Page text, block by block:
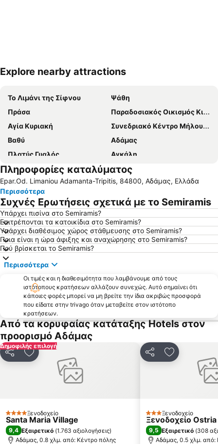
Ανάπτυξη χάρτη
Explore nearby attractions
Το Λιμάνι της Σίφνου
Ψάθη
Πράσα
Παραδοσιακός Οικισμός Κιμώλου
Αγία Κυριακή
Συνεδριακό Κέντρο Μήλου - Γεώργιος Ηλιόπουλος
Βαθύ
Αδάμας
Πλατύς Γυαλός
Αγκάλη
Καμάρες
Κρατικός Αερολιμένας Μήλου
Αυλόμωνας
Σεράλια
Πουλάτη
Παραδοσιακός Οικισμός Απολλωνίας
Αρχαίο Θέατρο Μήλου
Φάρος
Παραλία ψιλή άμμος
Αλυκή
Πολύαιγος
Κάστρο Σερίφου
Φυριπλάκα
Ελληνικά
Σαρακήνικο
Παραδοσιακός Οικισμός Χώρας Φολεγάνδρου
Παραδοσιακός οικισμός Τρυπητής
Παραδοσιακός Οικισμός Αρτεμώνα
Προβατάς
Λαζάρου
Παραδοσιακός Οικισμός Χώρας Σερίφου
Παραδοσιακός Οικισμός Κάστρου
Άγιος Σώστης
Πληροφορίες καταλύματος
Epar.Od. Limaniou Adamanta-Tripitis, 84800, Αδάμας, Ελλάδα
Περισσότερα
Συχνές Ερωτήσεις σχετικά με το Semiramis
Υπάρχει πισίνα στο Semiramis?
Επιτρέπονται τα κατοικίδια στο Semiramis?
Υπάρχει διαθέσιμος χώρος στάθμευσης στο Semiramis?
Ποια είναι η ώρα άφιξης και αναχώρησης στο Semiramis?
Πού βρίσκεται το Semiramis?
Περισσότερα
Οι τιμές και η διαθεσιμότητα που λαμβάνουμε από τους
ιστότοπους κρατήσεων αλλάζουν συνεχώς. Αυτό σημαίνει ότι
κάποιες φορές μπορεί να μη βρείτε την ίδια ακριβώς προσφορά
που είδατε στην trivago όταν μεταβείτε στον ιστότοπο
κρατήσεων.
Από τα κορυφαίας κατάταξης Hotels στον
προορισμό Αδάμας
Δημοφιλής επιλογή
ΚοινοποίησηΠροσθήκη στα αγαπημένα
4 ΑστέριαΞενοδοχείο
Santa Maria Village
9,4 Εξαιρετικό (1.763 αξιολογήσεις)
Αδάμας, 0.8 χλμ. από: Κέντρο πόλης
ΚοινοποίησηΠροσθήκη
3 ΑστέριαΞενοδοχείο
Ξενοδοχείο Ostria
9,5 Εξαιρετικό (308
Αδάμας, 0.5 χλμ. από: